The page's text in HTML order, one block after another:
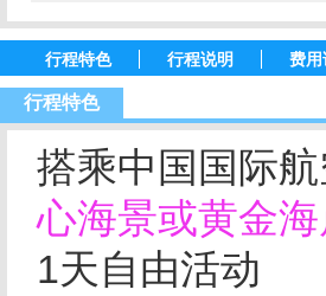
行程特色 行程说明 费用
行程特色
搭乘中国国际
心海景或黄金
1天自由活动